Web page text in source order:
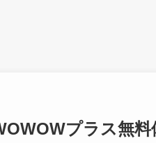
プラス無